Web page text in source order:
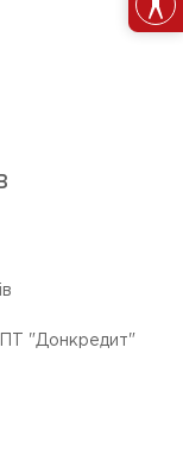
ПТ "Донкредит"